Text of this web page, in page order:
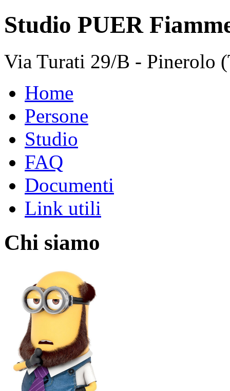
Studio PUER
Via Turati 29/B - Pinerolo
Home
Persone
Studio
FAQ
Documenti
Link utili
Chi siamo